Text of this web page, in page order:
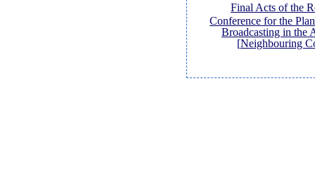
[Final Acts of the
Conference for the
Broadcasting in the
Neighbouring